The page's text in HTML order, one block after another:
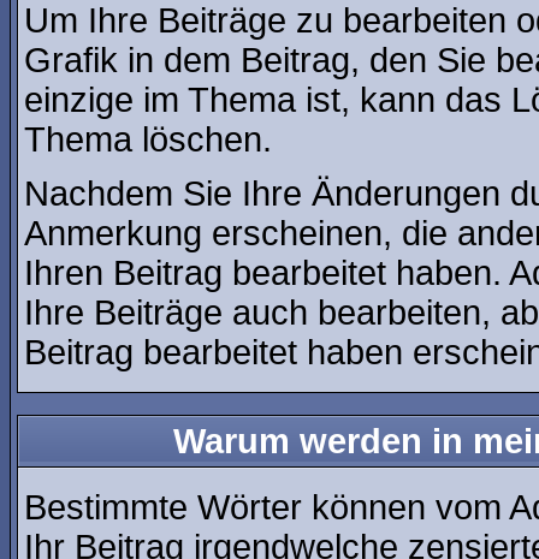
Um Ihre Beiträge zu bearbeiten
Grafik in dem Beitrag, den Sie
einzige im Thema ist, kann das
Thema löschen.
Nachdem Sie Ihre Änderungen
Anmerkung erscheinen, die
Ihren Beitrag bearbeitet haben.
Ihre Beiträge auch bearbeiten,
Beitrag bearbeitet haben
Warum werden in
Bestimmte Wörter können vom
Ihr Beitrag irgendwelche